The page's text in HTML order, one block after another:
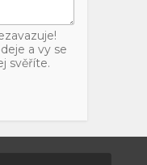
a vy se
svěříte.